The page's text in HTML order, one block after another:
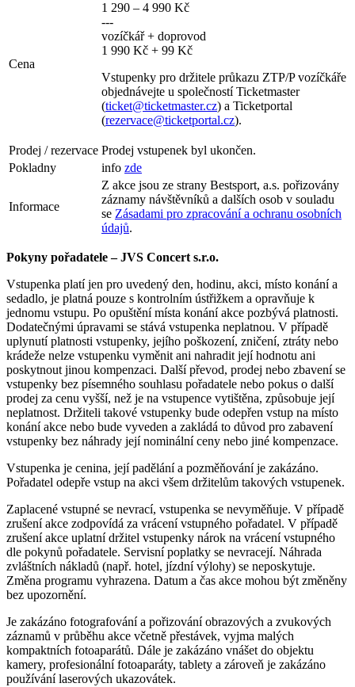
Cena
1 290 – 4 990 Kč
---
vozíčkář + doprovod
1 990 Kč + 99 Kč
Vstupenky pro držitele průkazu ZTP/P vozíčkáře
objednávejte u společností Ticketmaster
(ticket@ticketmaster.cz) a Ticketportal
(rezervace@ticketportal.cz).
Prodej / rezervace Prodej vstupenek byl ukončen.
Pokladny
info zde
Informace
Z akce jsou ze strany Bestsport, a.s. pořizovány
záznamy návštěvníků a dalších osob v souladu
se Zásadami pro zpracování a ochranu osobních
údajů.
Pokyny pořadatele – JVS Concert s.r.o.
Vstupenka platí jen pro uvedený den, hodinu, akci, místo konání a
sedadlo, je platná pouze s kontrolním ústřižkem a opravňuje k
jednomu vstupu. Po opuštění místa konání akce pozbývá platnosti.
Dodatečnými úpravami se stává vstupenka neplatnou. V případě
uplynutí platnosti vstupenky, jejího poškození, zničení, ztráty nebo
krádeže nelze vstupenku vyměnit ani nahradit její hodnotu ani
poskytnout jinou kompenzaci. Další převod, prodej nebo zbavení se
vstupenky bez písemného souhlasu pořadatele nebo pokus o další
prodej za cenu vyšší, než je na vstupence vytištěna, způsobuje její
neplatnost. Držiteli takové vstupenky bude odepřen vstup na místo
konání akce nebo bude vyveden a zakládá to důvod pro zabavení
vstupenky bez náhrady její nominální ceny nebo jiné kompenzace.
Vstupenka je cenina, její padělání a pozměňování je zakázáno.
Pořadatel odepře vstup na akci všem držitelům takových vstupenek.
Zaplacené vstupné se nevrací, vstupenka se nevyměňuje. V případě
zrušení akce zodpovídá za vrácení vstupného pořadatel. V případě
zrušení akce uplatní držitel vstupenky nárok na vrácení vstupného
dle pokynů pořadatele. Servisní poplatky se nevracejí. Náhrada
zvláštních nákladů (např. hotel, jízdní výlohy) se neposkytuje.
Změna programu vyhrazena. Datum a čas akce mohou být změněny
bez upozornění.
Je zakázáno fotografování a pořizování obrazových a zvukových
záznamů v průběhu akce včetně přestávek, vyjma malých
kompaktních fotoaparátů. Dále je zakázáno vnášet do objektu
kamery, profesionální fotoaparáty, tablety a zároveň je zakázáno
používání laserových ukazovátek.